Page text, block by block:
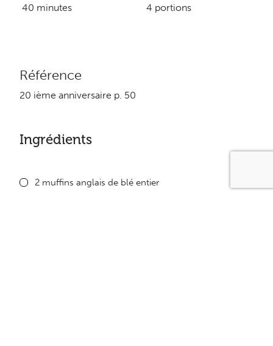
40 minutes 4 portions
Référence
20 ième anniversaire p. 50
Ingrédients
2 muffins anglais de blé entier